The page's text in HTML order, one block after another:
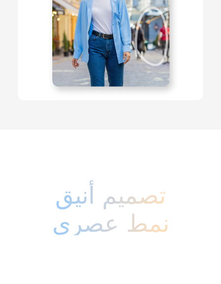
تصميم أنيق
نمط عصري